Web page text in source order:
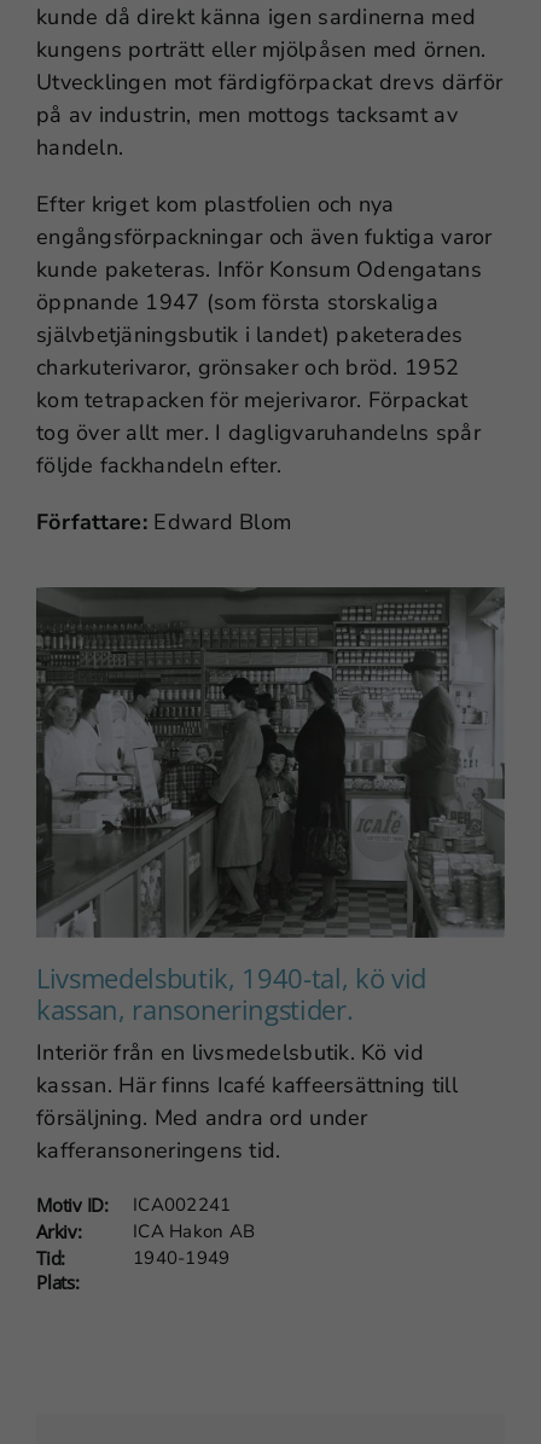
kunde då direkt känna igen sardinerna med
kungens porträtt eller mjölpåsen med örnen.
Utvecklingen mot färdigförpackat drevs därför
på av industrin, men mottogs tacksamt av
handeln.
Efter kriget kom plastfolien och nya
engångsförpackningar och även fuktiga varor
kunde paketeras. Inför Konsum Odengatans
öppnande 1947 (som första storskaliga
självbetjäningsbutik i landet) paketerades
charkuterivaror, grönsaker och bröd. 1952
kom tetrapacken för mejerivaror. Förpackat
tog över allt mer. I dagligvaruhandelns spår
följde fackhandeln efter.
Författare:Edward Blom
Livsmedelsbutik, 1940-tal, kö vid
kassan, ransoneringstider.
Interiör från en livsmedelsbutik. Kö vid
kassan. Här finns Icafé kaffeersättning till
försäljning. Med andra ord under
kafferansoneringens tid.
Motiv ID:
ICA002241
Arkiv:
ICA Hakon AB
Tid:
1940-1949
Plats: